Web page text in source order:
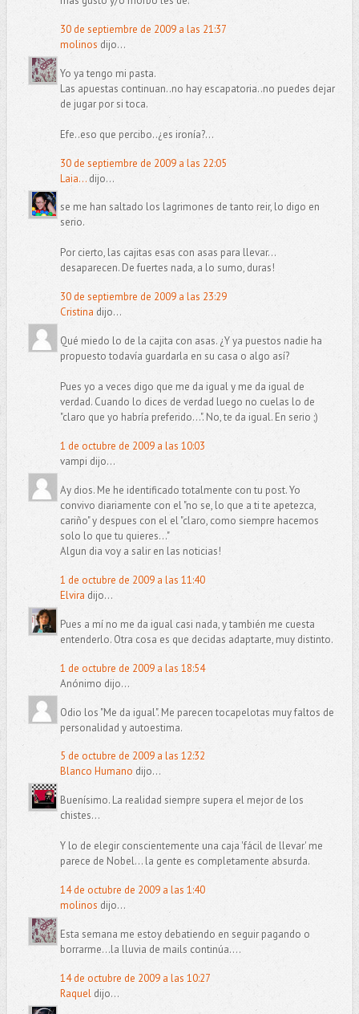
30 de septiembre de 2009 a las 21:37
molinos dijo...
Yo ya tengo mi pasta.
Las apuestas continuan..no hay escapatoria..no puedes dejar
de jugar por si toca.
Efe..eso que percibo..¿es ironía?...
30 de septiembre de 2009 a las 22:05
Laia...dijo...
se me han saltado los lagrimones de tanto reir, lo digo en
serio.
Por cierto, las cajitas esas con asas para llevar...
desaparecen. De fuertes nada, a lo sumo, duras!
30 de septiembre de 2009 a las 23:29
Cristina dijo...
Qué miedo lo de la cajita con asas. ¿Y ya puestos nadie ha
propuesto todavía guardarla en su casa o algo así?
Pues yo a veces digo que me da igual y me da igual de
verdad. Cuando lo dices de verdad luego no cuelas lo de
"claro que yo habría preferido...". No, te da igual. En serio ;)
1 de octubre de 2009 a las 10:03
vampi dijo...
Ay dios. Me he identificado totalmente con tu post. Yo
convivo diariamente con el "no se, lo que a ti te apetezca,
cariño" y despues con el el "claro, como siempre hacemos
solo lo que tu quieres..."
Algun dia voy a salir en las noticias!
1 de octubre de 2009 a las 11:40
Elvira dijo...
Pues a mí no me da igual casi nada, y también me cuesta
entenderlo. Otra cosa es que decidas adaptarte, muy distinto.
1 de octubre de 2009 a las 18:54
Anónimo dijo...
Odio los "Me da igual". Me parecen tocapelotas muy faltos de
personalidad y autoestima.
5 de octubre de 2009 a las 12:32
Blanco Humano dijo...
Buenísimo. La realidad siempre supera el mejor de los
chistes...
Y lo de elegir conscientemente una caja 'fácil de llevar' me
parece de Nobel... la gente es completamente absurda.
14 de octubre de 2009 a las 1:40
molinos dijo...
Esta semana me estoy debatiendo en seguir pagando o
borrarme...la lluvia de mails continúa....
14 de octubre de 2009 a las 10:27
Raqueldijo...